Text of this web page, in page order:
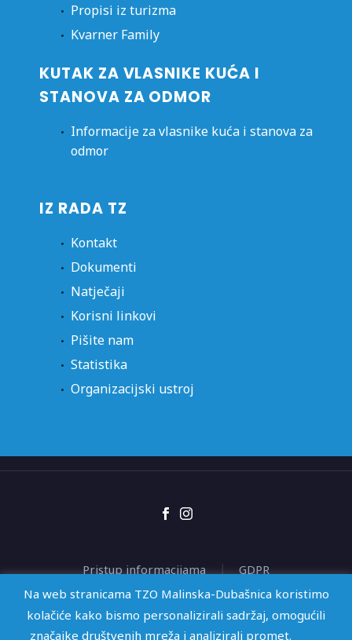
Propisi iz turizma
Kvarner Family
KUTAK ZA VLASNIKE KUĆA I
STANOVA ZA ODMOR
Informacije za vlasnike kuća i stanova za
odmor
IZ RADA TZ
Kontakt
Dokumenti
Natječaji
Korisni linkovi
Pišite nam
Statistika
Organizacijski ustroj
Pristup informacijama
GDPR
Izjava o pristupačnosti
Na web stranicama TZO Malinska-Dubašnica koristimo
kolačiće kako bismo personalizirali sadržaj, omogućili
značajke društvenih mreža i analizirali promet.